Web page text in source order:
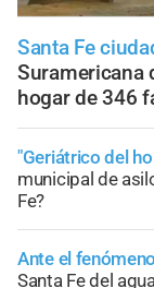
Santa Fe
Suramericana
hogar de 346
"Geriátrico del
municipal de
Fe?
Ante el
Santa Fe del